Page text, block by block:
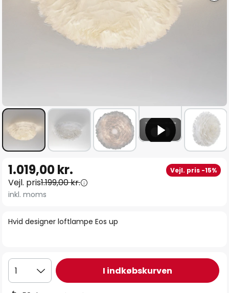
starten
af
Hvid designer loftlampe Eos up
1.019,00 kr. Vejl. pris -15%
Vejl. pris1.199,00 kr.
inkl. moms
1 I indkøbskurven